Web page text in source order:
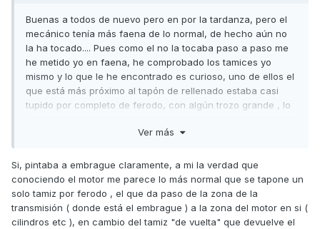
Buenas a todos de nuevo pero en por la tardanza, pero el
mecánico tenía más faena de lo normal, de hecho aún no
la ha tocado.... Pues como el no la tocaba paso a paso me
he metido yo en faena, he comprobado los tamices yo
mismo y lo que le he encontrado es curioso, uno de ellos el
que está más próximo al tapón de rellenado estaba casi
tupido por completo de ferodo, con algún trozo grande , lo
las últimas, sin embargo el otro estaba limpio , lo cual me da
2500 solo se comprobó y limpio uno, bueno después de
limpiar y cambiar aceite el ruido desapareció, esperemos
que no quedase nada tocado, el próximo paso cambiar los
discos por los malossi , lo que no se bien que muelle meter,
veremos a ver os iré diciendo.
Ver más
Si, pintaba a embrague claramente, a mi la verdad que
conociendo el motor me parece lo más normal que se tapone un
solo tamiz por ferodo , el que da paso de la zona de la
transmisión ( donde está el embrague ) a la zona del motor en si (
cilindros etc ), en cambio del tamiz "de vuelta" que devuelve el